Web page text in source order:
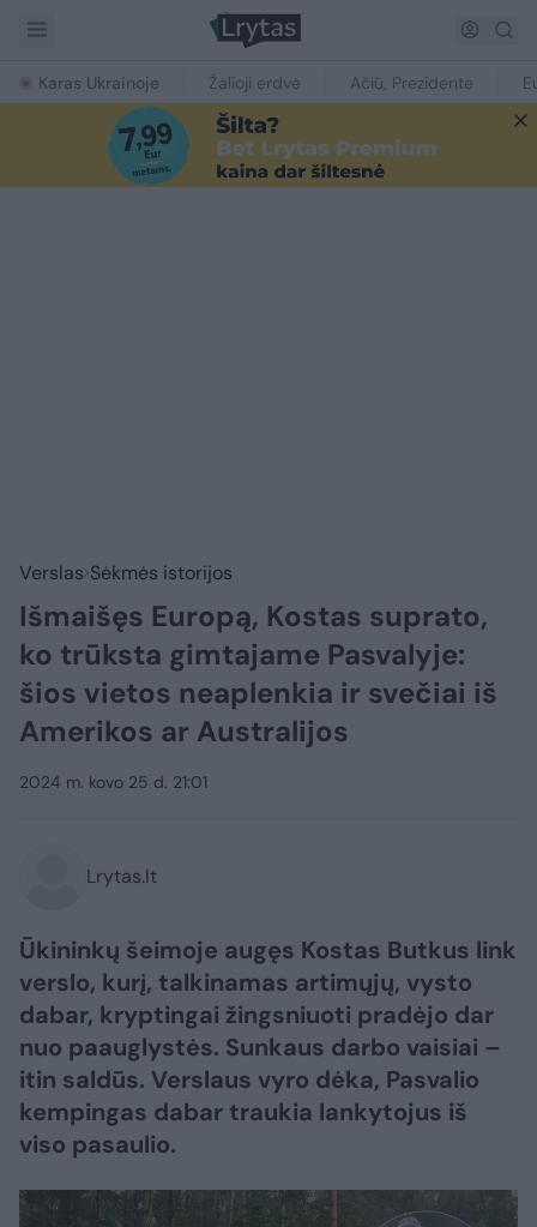
Karas Ukrainoje Žalioji erdvė Ačiū, Prezidente
Verslas Sėkmės istorijos
Išmaišęs Europą, Kostas suprato,
ko trūksta gimtajame Pasvalyje:
šios vietos neaplenkia ir svečiai iš
Amerikos ar Australijos
2024 m. kovo 25 d. 21:01
Lrytas.lt
Ūkininkų šeimoje augęs Kostas Butkus link
verslo, kurį, talkinamas artimųjų, vysto
dabar, kryptingai žingsniuoti pradėjo dar
nuo paauglystės. Sunkaus darbo vaisiai –
itin saldūs. Verslaus vyro dėka, Pasvalio
kempingas dabar traukia lankytojus iš
viso pasaulio.